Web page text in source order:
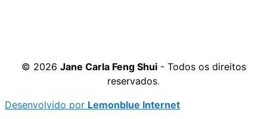
© 2026 Jane Carla Feng Shui- Todos os direitos
reservados.
Desenvolvido por Lemonblue Internet